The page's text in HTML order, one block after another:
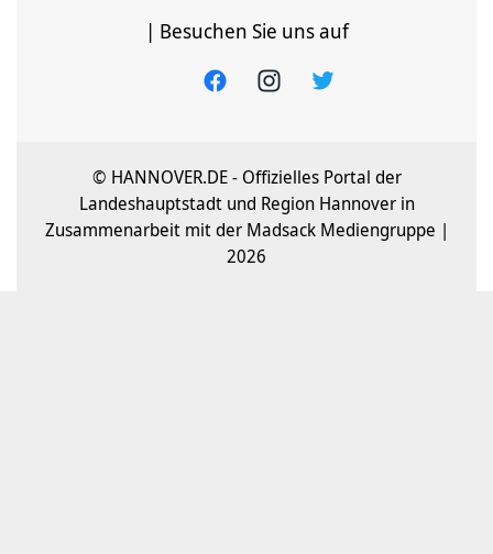
| Besuchen Sie uns auf
© HANNOVER.DE - Offizielles Portal der
Landeshauptstadt und Region Hannover in
Zusammenarbeit mit der Madsack Mediengruppe |
2026